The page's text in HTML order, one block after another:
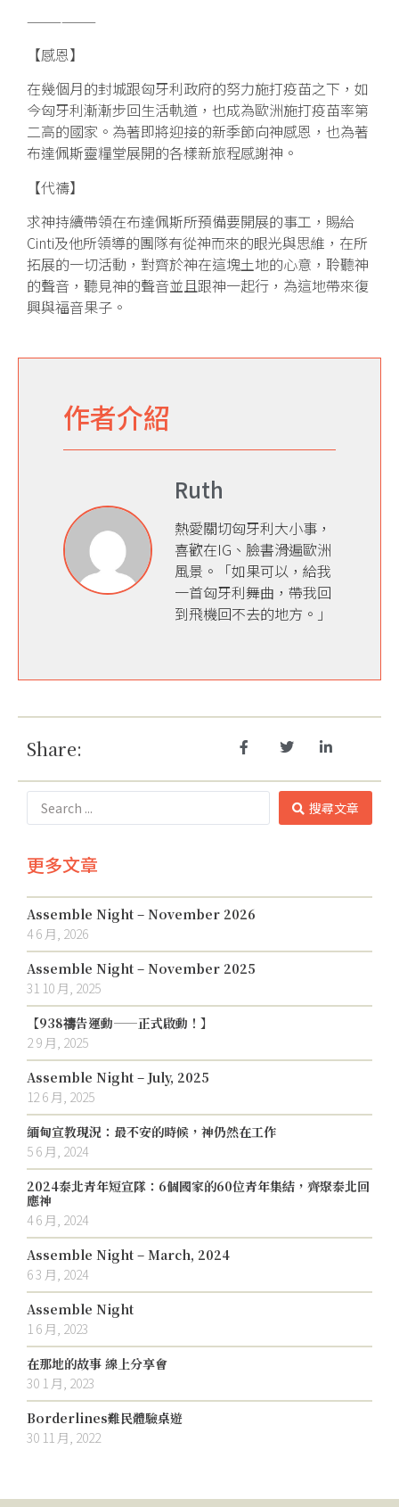
——————
【感恩】
在幾個月的封城跟匈牙利政府的努力施打疫苗之下，如
今匈牙利漸漸步回生活軌道，也成為歐洲施打疫苗率第
二高的國家。為著即將迎接的新季節向神感恩，也為著
布達佩斯靈糧堂展開的各樣新旅程感謝神。
【代禱】
求神持續帶領在布達佩斯所預備要開展的事工，賜給
Cinti及他所領導的團隊有從神而來的眼光與思維，在所
拓展的一切活動，對齊於神在這塊土地的心意，聆聽神
的聲音，聽見神的聲音並且跟神一起行，為這地帶來復
興與福音果子。
作者介紹
Ruth
熱愛關切匈牙利大小事，
喜歡在IG、臉書滑遍歐洲
風景。「如果可以，給我
一首匈牙利舞曲，帶我回
到飛機回不去的地方。」
Share:
搜尋文章
更多文章
Assemble Night – November 2026
4 6 月, 2026
Assemble Night – November 2025
31 10 月, 2025
【938禱告運動——正式啟動！】
2 9 月, 2025
Assemble Night – July, 2025
12 6 月, 2025
緬甸宣教現況：最不安的時候，神仍然在工作
5 6 月, 2024
2024泰北青年短宣隊：6個國家的60位青年集結，齊聚泰北回
應神
4 6 月, 2024
Assemble Night – March, 2024
6 3 月, 2024
Assemble Night
1 6 月, 2023
在那地的故事 線上分享會
30 1 月, 2023
Borderlines難民體驗桌遊
30 11 月, 2022